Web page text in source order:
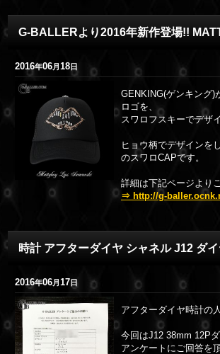
G-BALLERより2016年新作登場!!
2016年06月18日
GENKING(ゲンキング)
ロゴを、
スワロフスキーでデザ
ヒョウ柄でデザインを
のスワロCAPです。
詳細は下記ページより
⇒ http://g-
時計 アフターダイヤ シャネル J12 ダ
2016年06月17日
アフターダイヤ時計の
今回はJ12 38mm 12P
アンケートにご回答を